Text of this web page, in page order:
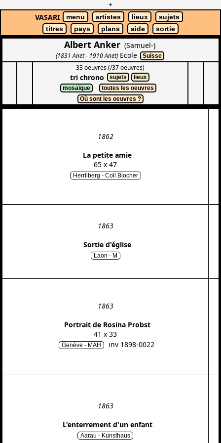
+
VASARI
menu artistes lieux
sujets
titres
pays plans aide sortie
Albert Anker(Samuel-)
(1831 Anet - 1910 Anet) Ecole Suisse
33 oeuvres (/37 oeuvres)
tri chrono sujets
lieux
mosaïque
toutes les oeuvres
Où sont les oeuvres ?
1862
La petite amie
65 x 47
Herrliberg - Coll Blocher
1863
Sortie d'église
Laon - M
1863
Portrait de Rosina Probst
41 x 33
Genève - MAH inv 1898-0022
1863
L'enterrement d'un enfant
Aarau - Kunsthaus